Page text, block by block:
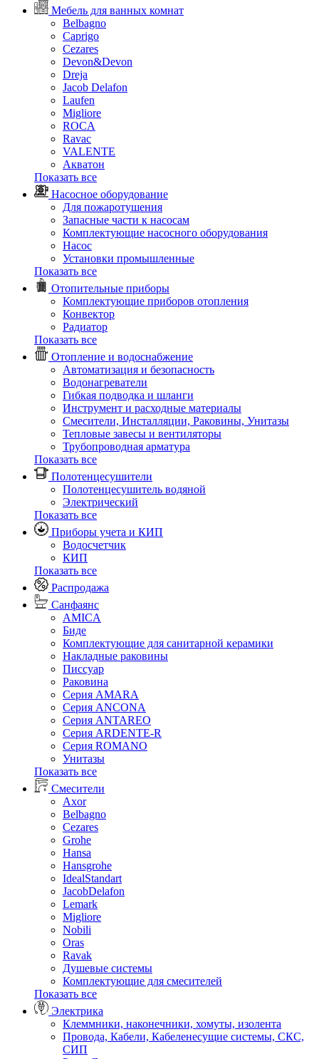
Мебель для ванных комнат
Belbagno
Caprigo
Cezares
Devon&Devon
Dreja
Jacob Delafon
Laufen
Migliore
ROCA
Rаvac
VALENTE
Акватон
Показать все
Насосное оборудование
Для пожаротушения
Запасные части к насосам
Комплектующие насосного оборудования
Насос
Установки промышленные
Показать все
Отопительные приборы
Комплектующие приборов отопления
Конвектор
Радиатор
Показать все
Отопление и водоснабжение
Автоматизация и безопасность
Водонагреватели
Гибкая подводка и шланги
Инструмент и расходные материалы
Смесители, Инсталляции, Раковины, Унитазы
Тепловые завесы и вентиляторы
Трубопроводная арматура
Показать все
Полотенцесушители
Полотенцесушитель водяной
Электрический
Показать все
Приборы учета и КИП
Водосчетчик
КИП
Показать все
Распродажа
Санфаянс
AMICA
Биде
Комплектующие для санитарной керамики
Накладные раковины
Писсуар
Раковина
Серия AMARA
Серия ANCONA
Серия ANTAREO
Серия ARDENTE-R
Серия ROMANO
Унитазы
Показать все
Смесители
Axor
Belbagno
Cezares
Grohe
Hansa
Hansgrohe
IdealStandart
JacobDelafon
Lemark
Migliore
Nobili
Oras
Ravak
Душевые системы
Комплектующие для смесителей
Показать все
Электрика
Клеммники, наконечники, хомуты, изолента
Провода, Кабели, Кабеленесущие системы, СКС,
СИП